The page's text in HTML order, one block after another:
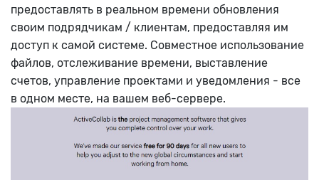
предоставлять в реальном времени обновления
своим подрядчикам / клиентам, предоставляя им
доступ к самой системе. Совместное использование
файлов, отслеживание времени, выставление
счетов, управление проектами и уведомления - все
в одном месте, на вашем веб-сервере.